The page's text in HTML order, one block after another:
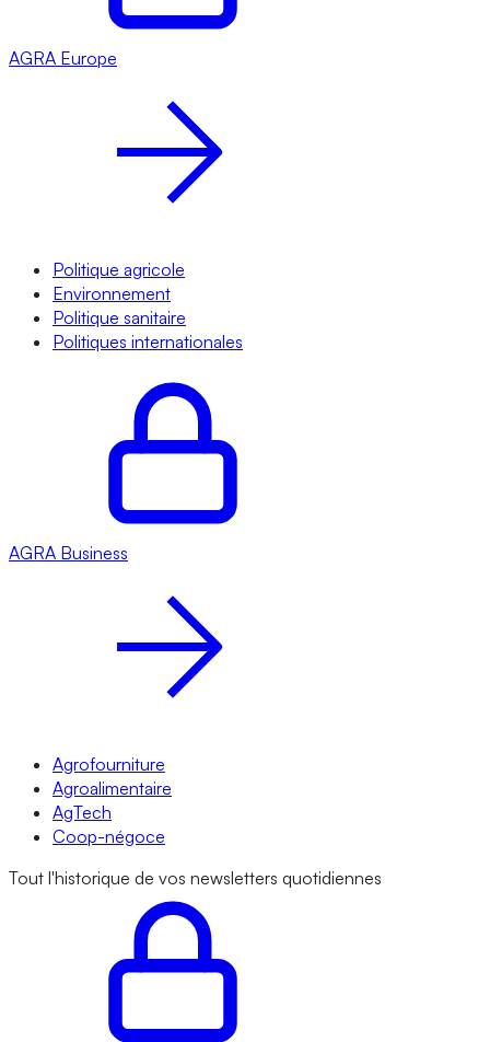
AGRA Europe
Politique agricole
Environnement
Politique sanitaire
Politiques internationales
AGRA Business
Agrofourniture
Agroalimentaire
AgTech
Coop-négoce
Tout l'historique de vos newsletters quotidiennes